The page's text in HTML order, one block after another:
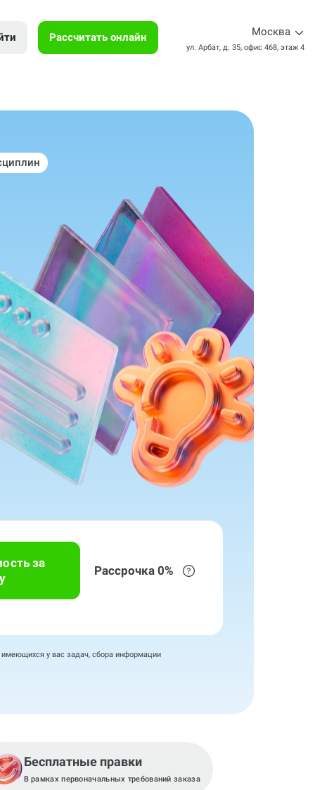
Рассчитать онлайн Москва
ул. Арбат, д. 35, офис 468, этаж 4
за
Рассрочка 0%
имеющихся у вас задач, сбора информации
Бесплатные правки
В рамках первоначальных требований заказа